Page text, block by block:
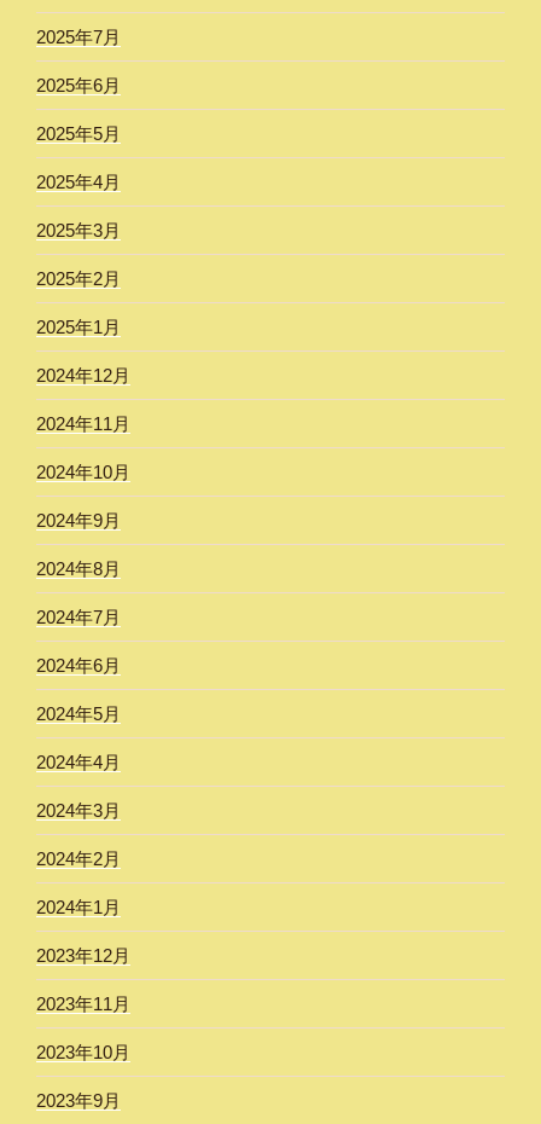
2025年7月
2025年6月
2025年5月
2025年4月
2025年3月
2025年2月
2025年1月
2024年12月
2024年11月
2024年10月
2024年9月
2024年8月
2024年7月
2024年6月
2024年5月
2024年4月
2024年3月
2024年2月
2024年1月
2023年12月
2023年11月
2023年10月
2023年9月